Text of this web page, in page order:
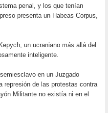
penal, y los que tenían
presenta un Habeas Corpus,
un ucraniano más allá del
inteligente.
en un Juzgado
represión de las protestas contra
Militante no existía ni en el